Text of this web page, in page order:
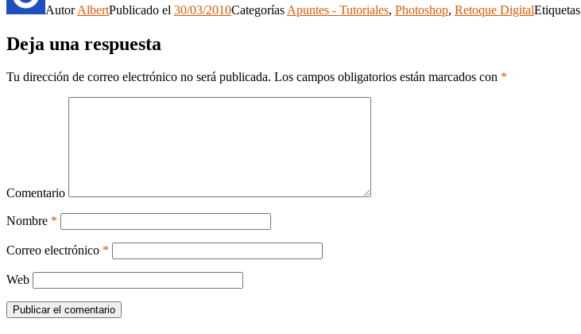
AutorAlbertPublicado el 30/03/2010Categorías Apuntes - Tutoriales, Photoshop, Retoque DigitalEtiquetas
Deja una respuesta
Tu dirección de correo electrónico no será publicada. Los campos obligatorios están marcados con *
Comentario
Nombre *
Correo electrónico *
Web